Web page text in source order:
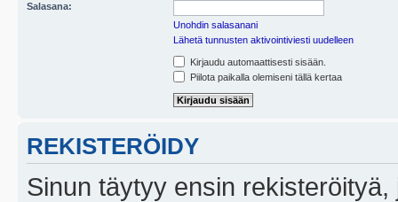
Salasana:
Unohdin salasanani
Lähetä tunnusten aktivointiviesti uudelleen
Kirjaudu automaattisesti sisään.
Piilota paikalla olemiseni tällä kertaa
REKISTERÖIDY
Sinun täytyy ensin